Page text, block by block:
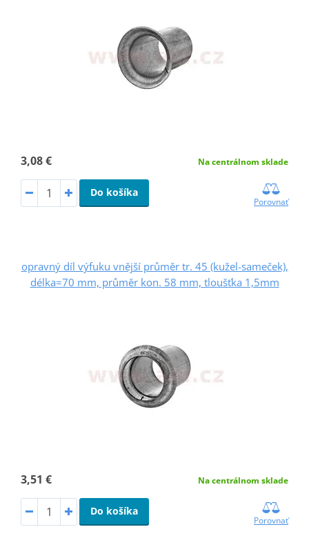
3,08 € Na centrálnom sklade
Do košíka
Porovnať
opravný díl výfuku vnější průměr tr. 45 (kužel-sameček),
délka=70 mm, průměr kon. 58 mm, tloušťka 1,5mm
3,51 € Na centrálnom sklade
Do košíka
Porovnať